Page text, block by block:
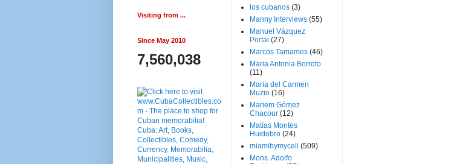
Visiting from ...
Since May 2010
7,560,038
los cubanos (3)
Manny Interviews (55)
Manuel Vázquez
Portal (27)
Marcos Tamames (46)
Maria Antonia Borroto
(11)
María del Carmen
Muzio (16)
Mariem Gómez
Chacour (12)
Matías Montes
Huidobro (24)
miamibymycell
(509)
Mons. Adolfo